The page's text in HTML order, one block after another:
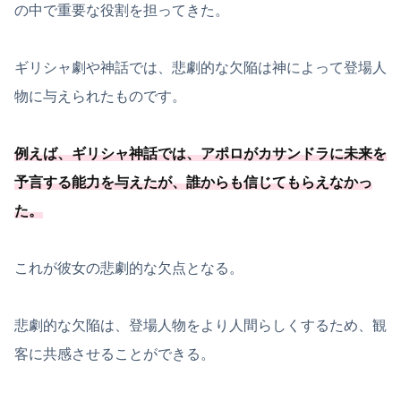
の中で重要な役割を担ってきた。
ギリシャ劇や神話では、悲劇的な欠陥は神によって登場人
物に与えられたものです。
例えば、ギリシャ神話では、アポロがカサンドラに未来を
予言する能力を与えたが、誰からも信じてもらえなかっ
た。
これが彼女の悲劇的な欠点となる。
悲劇的な欠陥は、登場人物をより人間らしくするため、観
客に共感させることができる。